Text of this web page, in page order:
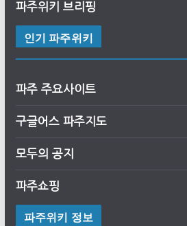
파주위키 브리핑
인기 파주위키
파주 주요사이트
구글어스 파주지도
모두의 공지
파주쇼핑
파주위키 정보